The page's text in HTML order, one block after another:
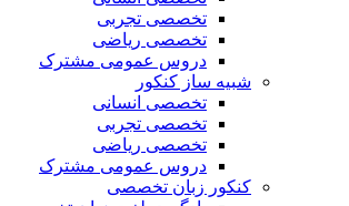
تخصصی تجربی
تخصصی ریاضی
دروس عمومی مشترک
شبیه ساز کنکور
تخصصی انسانی
تخصصی تجربی
تخصصی ریاضی
دروس عمومی مشترک
کنکور زبان تخصصی